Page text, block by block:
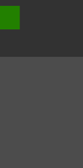
regionali in
milioni di euro;
di euro; -